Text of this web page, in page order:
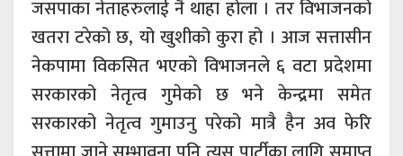
जसपाका नेताहरुलाई नै थाहा होला । तर विभाजनको
खतरा टरेको छ, यो खुशीको कुरा हो । आज सत्तासीन
नेकपामा विकसित भएको विभाजनले ६ वटा प्रदेशमा
सरकारको नेतृत्व गुमेको छ भने केन्द्रमा समेत
सरकारको नेतृत्व गुमाउनु परेको मात्रै हैन अव फेरि